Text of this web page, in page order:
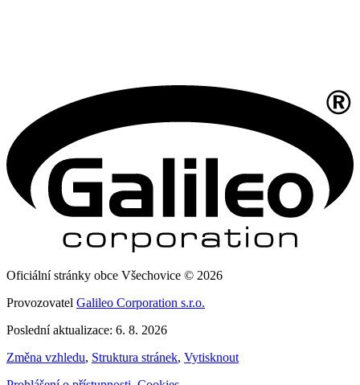
Oficiální stránky obce Všechovice © 2026
Provozovatel Galileo Corporation s.r.o.
Poslední aktualizace: 6. 8. 2026
Změna vzhledu, Struktura stránek, Vytisknout